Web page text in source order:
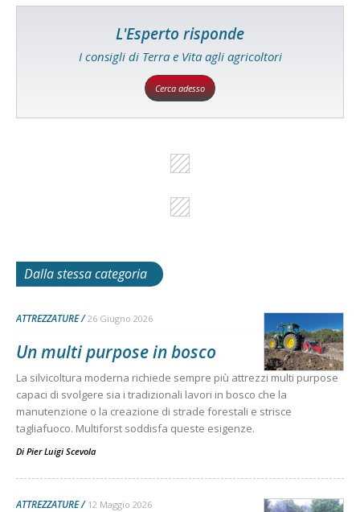
L'Esperto risponde
I consigli di Terra e Vita agli agricoltori
Cerca adesso
Dalla stessa categoria
ATTREZZATURE 26 Giugno 2026
Un multi purpose in bosco
La silvicoltura moderna richiede sempre più attrezzi multi purpose
capaci di svolgere sia i tradizionali lavori in bosco che la
manutenzione o la creazione di strade forestali e strisce
tagliafuoco. Multiforst soddisfa queste esigenze.
Di Pier Luigi Scevola
ATTREZZATURE 12 Maggio 2026